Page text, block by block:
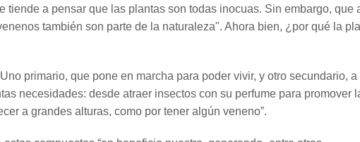
tiende a pensar que las plantas son todas inocuas. Sin embargo, que
también son parte de la naturaleza". Ahora bien, ¿por qué la
primario, que pone en marcha para poder vivir, y otro secundario, a
necesidades: desde atraer insectos con su perfume para promover
a grandes alturas, como por tener algún veneno”.